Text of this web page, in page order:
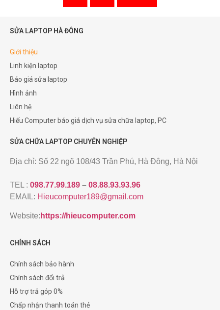
SỬA LAPTOP HÀ ĐÔNG
Giới thiệu
Linh kiện laptop
Báo giá sửa laptop
Hình ảnh
Liên hệ
Hiếu Computer báo giá dịch vụ sửa chữa laptop, PC
SỬA CHỮA LAPTOP CHUYÊN NGHIỆP
Địa chỉ: Số 22 ngõ 108/43 Trần Phú, Hà Đông, Hà Nội
TEL : 098.77.99.189 – 08.88.93.93.96
EMAIL: Hieucomputer189@gmail.com
Website: https://hieucomputer.com
CHÍNH SÁCH
Chính sách bảo hành
Chính sách đổi trả
Hỗ trợ trả góp 0%
Chấp nhận thanh toán thẻ